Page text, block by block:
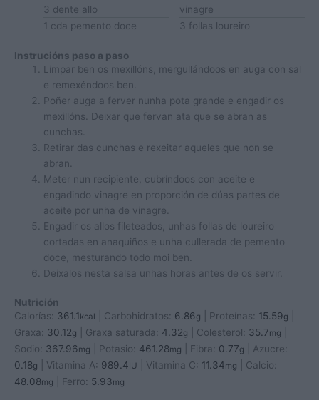
3 dente allo
1 cda pemento doce
vinagre
3 follas loureiro
Instrucións paso a paso
Limpar ben os mexillóns, mergullándoos en auga con sal
e remexéndoos ben.
Poñer auga a ferver nunha pota grande e engadir os
mexillóns. Deixar que fervan ata que se abran as
cunchas.
Retirar das cunchas e rexeitar aqueles que non se
abran.
Meter nun recipiente, cubríndoos con aceite e
engadindo vinagre en proporción de dúas partes de
aceite por unha de vinagre.
Engadir os allos fileteados, unhas follas de loureiro
cortadas en anaquiños e unha cullerada de pemento
doce, mesturando todo moi ben.
Deixalos nesta salsa unhas horas antes de os servir.
Nutrición
Calorías: 361.1kcal Carbohidratos: 6.86g Proteínas: 15.59g
Graxa: 30.12g Graxa saturada: 4.32g Colesterol: 35.7mg
Sodio: 367.96mg Potasio: 461.28mg Fibra: 0.77g
Azucre:
0.18g Vitamina A: 989.4IU Vitamina C: 11.34mg
Calcio:
48.08mg Ferro: 5.93mg